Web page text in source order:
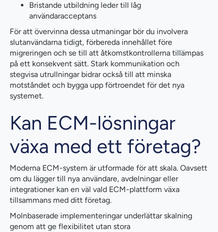
Bristande utbildning leder till låg
användaracceptans
För att övervinna dessa utmaningar bör du involvera
slutanvändarna tidigt, förbereda innehållet före
migreringen och se till att åtkomstkontrollerna tillämpas
på ett konsekvent sätt. Stark kommunikation och
stegvisa utrullningar bidrar också till att minska
motståndet och bygga upp förtroendet för det nya
systemet.
Kan ECM-lösningar
växa med ett företag?
Moderna ECM-system är utformade för att skala. Oavsett
om du lägger till nya användare, avdelningar eller
integrationer kan en väl vald ECM-plattform växa
tillsammans med ditt företag.
Molnbaserade implementeringar underlättar skalning
genom att ge flexibilitet utan stora